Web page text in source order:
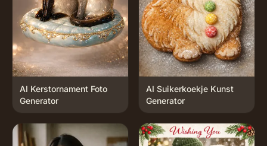
AI Kerstornament Foto
Generator
AI Suikerkoekje Kunst
Generator